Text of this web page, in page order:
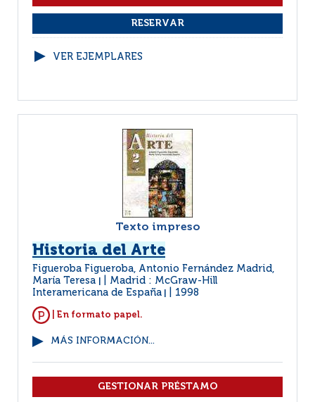
VER EJEMPLARES
Texto impreso
Historia del Arte
Figueroba Figueroba, Antonio Fernández Madrid,
María Teresa
Madrid : McGraw-Hill
Interamericana de España
1998
| En formato papel.
MÁS INFORMACIÓN...